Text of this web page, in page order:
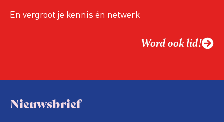
een steeds onverschilligere macht?
En vergroot je kennis én netwerk
Word ook lid!
Nieuwsbrief